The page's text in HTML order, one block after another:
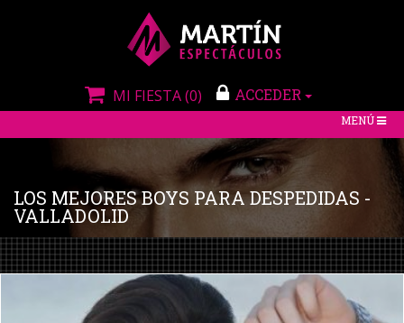
MI FIESTA(0) ACCEDER
TOGGLE
MENÚ
LOS MEJORES BOYS PARA DESPEDIDAS -
VALLADOLID